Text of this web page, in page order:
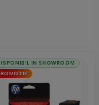
IN SHOWROOM